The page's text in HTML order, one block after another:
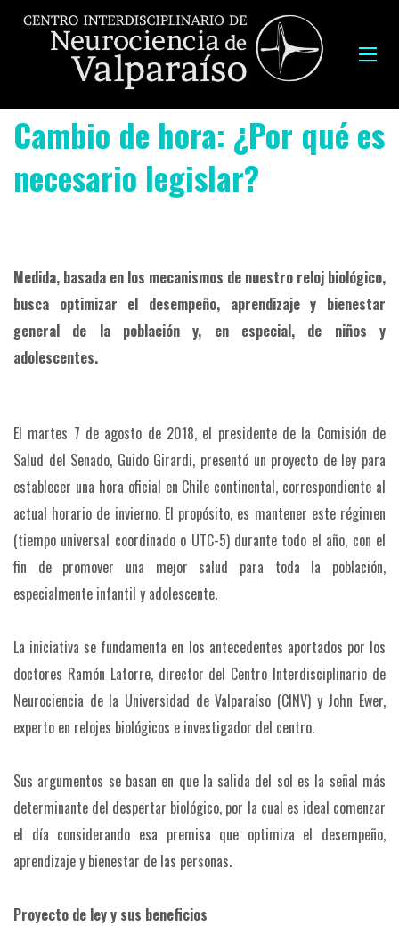
Cambio de hora: ¿Por qué es
necesario legislar?
Medida, basada en los mecanismos de nuestro reloj biológico,
busca optimizar el desempeño, aprendizaje y bienestar
general de la población y, en especial, de niños y
adolescentes.
El martes 7 de agosto de 2018, el presidente de la Comisión de
Salud del Senado, Guido Girardi, presentó un proyecto de ley para
establecer una hora oficial en Chile continental, correspondiente al
actual horario de invierno. El propósito, es mantener este régimen
(tiempo universal coordinado o UTC-5) durante todo el año, con el
fin de promover una mejor salud para toda la población,
especialmente infantil y adolescente.
La iniciativa se fundamenta en los antecedentes aportados por los
doctores Ramón Latorre, director del Centro Interdisciplinario de
Neurociencia de la Universidad de Valparaíso (CINV) y John Ewer,
experto en relojes biológicos e investigador del centro.
Sus argumentos se basan en que la salida del sol es la señal más
determinante del despertar biológico, por la cual es ideal comenzar
el día considerando esa premisa que optimiza el desempeño,
aprendizaje y bienestar de las personas.
Proyecto de ley y sus beneficios